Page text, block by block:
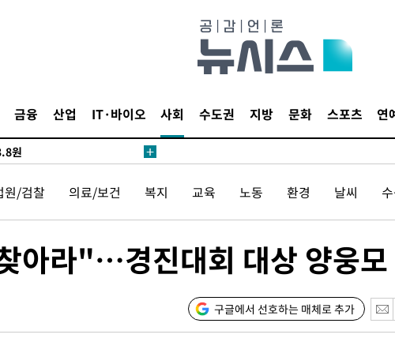
금융 산업 IT·바이오 사회 수도권 지방 문화 스포츠 연
명 발생 1850명 사망
표 구속 송치
장 끼임 사망 관련 압수수색
원
승한 807.62개장
오른 6365.07 개장
염중대경보'
품 15% 관세, 120일 후 발
령 서명
원/검찰 의료/보건 복지 교육 노동 환경 날씨
아라"…경진대회 대상 양웅모
구글에서 선호하는 매체로 추가